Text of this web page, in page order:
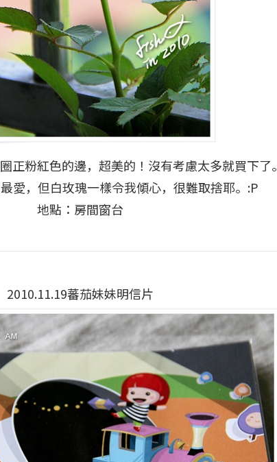
正粉紅色的邊，超美的！沒有考慮太多就買下了。
愛，但白玫瑰一樣令我傾心，很難取捨耶。:P
地點：房間窗台
2010.11.19蕃茄妹妹明信片